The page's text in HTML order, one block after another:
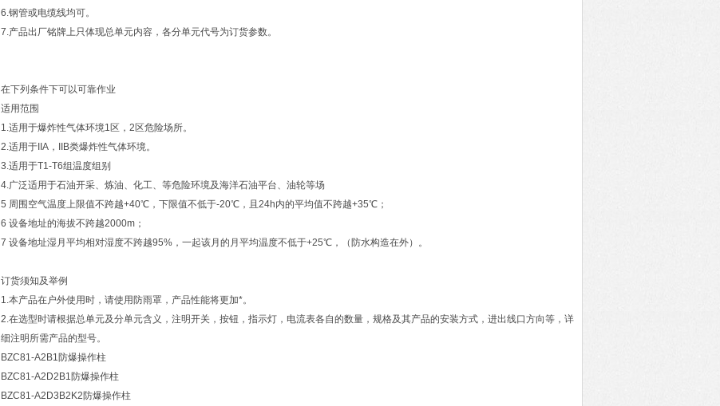
6.钢管或电缆线均可。
7.产品出厂铭牌上只体现总单元内容，各分单元代号为订货参数。
在下列条件下可以可靠作业
适用范围
1.适用于爆炸性气体环境1区，2区危险场所。
2.适用于IIA，IIB类爆炸性气体环境。
3.适用于T1-T6组温度组别
4.广泛适用于石油开采、炼油、化工、等危险环境及海洋石油平台、油轮等场
5 周围空气温度上限值不跨越+40℃，下限值不低于-20℃，且24h内的平均值不跨越+35℃；
6 设备地址的海拔不跨越2000m；
7 设备地址湿月平均相对湿度不跨越95%，一起该月的月平均温度不低于+25℃，（防水构造在外）。
订货须知及举例
1.本产品在户外使用时，请使用防雨罩，产品性能将更加*。
2.在选型时请根据总单元及分单元含义，注明开关，按钮，指示灯，电流表各自的数量，规格及其产品的安装方式，进出线口方向等，详
细注明所需产品的型号。
BZC81-A2B1防爆操作柱
BZC81-A2D2B1防爆操作柱
BZC81-A2D3B2K2防爆操作柱